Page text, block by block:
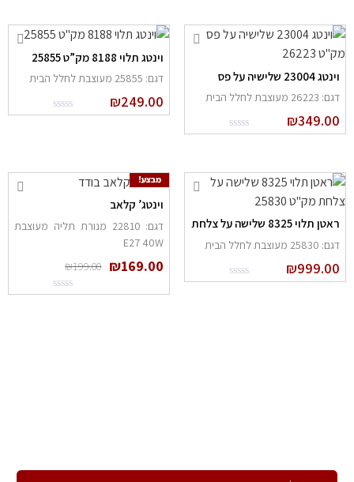
23004 שלישיה על פס
מעוצבת לחלל הבית
₪
וינטג תלוי 8188 מק”ט 25855
דגם: 25855 מעוצבת לחלל הבית
₪249.00
תלוי 8325 שלישה על צלחת
מעוצבת לחלל הבית
₪
מבצע!
וינטג’ קלאב
דגם: 22810 מנורת תליה מעוצבת
E27 40W
₪199.00 ₪169.00